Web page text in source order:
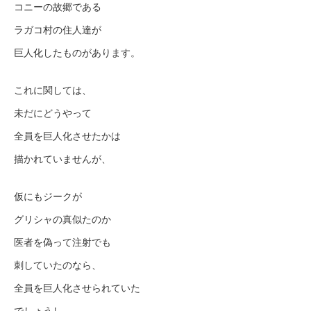
コニーの故郷である
ラガコ村の住人達が
巨人化したものがあります。
これに関しては、
未だにどうやって
全員を巨人化させたかは
描かれていませんが、
仮にもジークが
グリシャの真似たのか
医者を偽って注射でも
刺していたのなら、
全員を巨人化させられていた